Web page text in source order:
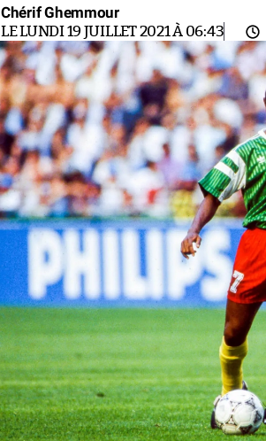
Chérif Ghemmour
LE LUNDI 19 JUILLET 2021 À 06:43